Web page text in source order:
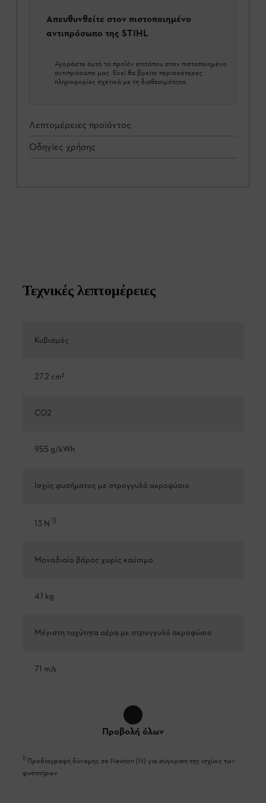
Απευθυνθείτε στον πιστοποιημένο
αντιπρόσωπο της STIHL
Αγοράστε αυτό το προϊόν επιτόπου στον πιστοποιημένο
αντιπρόσωπο μας. Εκεί θα βρείτε περισσότερες
πληροφορίες σχετικά με τη διαθεσιμότητα.
Λεπτομέρειες προϊόντος
Οδηγίες χρήσης
Τεχνικές λεπτομέρειες
Κυβισμός
27.2 cm³
CO2
955 g/kWh
Ισχύς φυσήματος με στρογγυλό ακροφύσιο
13 N 1)
Μοναδιαίο βάρος χωρίς καύσιμο
4.1 kg
Μέγιστη ταχύτητα αέρα με στρογγυλό ακροφύσιο
71 m/s
Προβολή όλων
1) Προδιαγραφή δύναμης σε Newton (N) για σύγκριση της ισχύος των
φυσητήρων